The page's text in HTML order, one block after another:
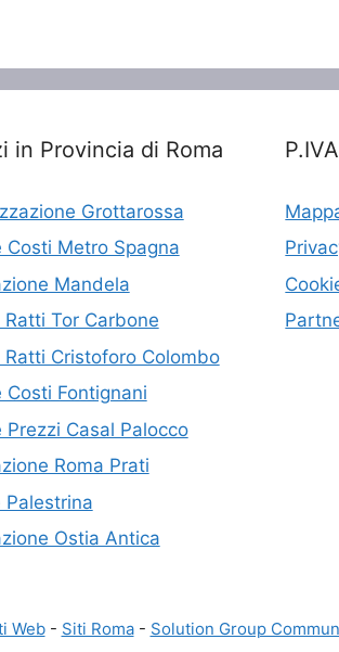
in Provincia di Roma
Grottarossa
Costi Metro Spagna
Mandela
Tor Carbone
Cristoforo Colombo
Fontignani
Casal Palocco
Roma Prati
Ostia Antica
Web- Siti Roma- Solution Group